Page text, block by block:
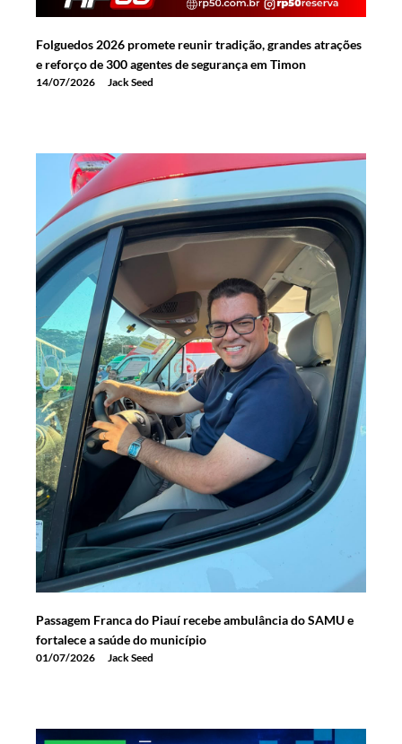
Folguedos 2026 promete reunir tradição, grandes atrações
e reforço de 300 agentes de segurança em Timon
14/07/2026 Jack Seed
Passagem Franca do Piauí recebe ambulância do SAMU e
fortalece a saúde do município
01/07/2026 Jack Seed